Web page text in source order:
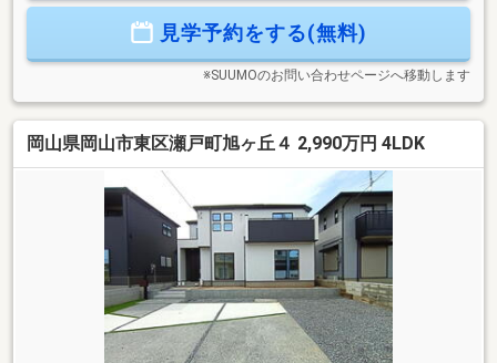
心の地盤保障20年間●デザイン性と使いやすさのある水廻り設
見学予約をする(無料)
※SUUMOのお問い合わせページへ移動します
岡山県岡山市東区瀬戸町旭ヶ丘４ 2,990万円 4LDK